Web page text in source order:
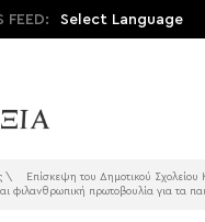
FEED: Select Language
\
Επίσκεψη του Δημοτικού Σχολείου
φιλανθρωπική πρωτοβουλία για τα